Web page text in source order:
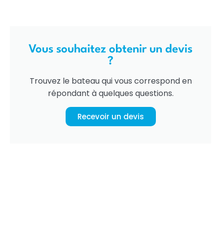
Vous souhaitez obtenir un devis
?
Trouvez le bateau qui vous correspond en
répondant à quelques questions.
Recevoir un devis